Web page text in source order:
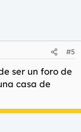
#5
ser un foro de
casa de